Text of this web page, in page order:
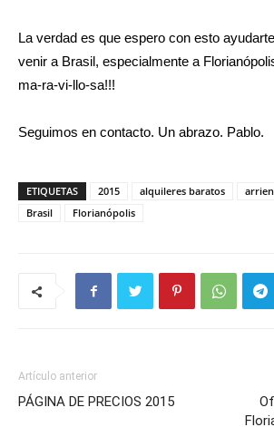
La verdad es que espero con esto
venir a Brasil, especialmente a
ma-ra-vi-llo-sa!!!
Seguimos en contacto. Un abrazo. Pablo.
ETIQUETAS 2015 alquileres baratos
Brasil
Florianópolis
Artículo anterior
PÁGINA DE PRECIOS 2015